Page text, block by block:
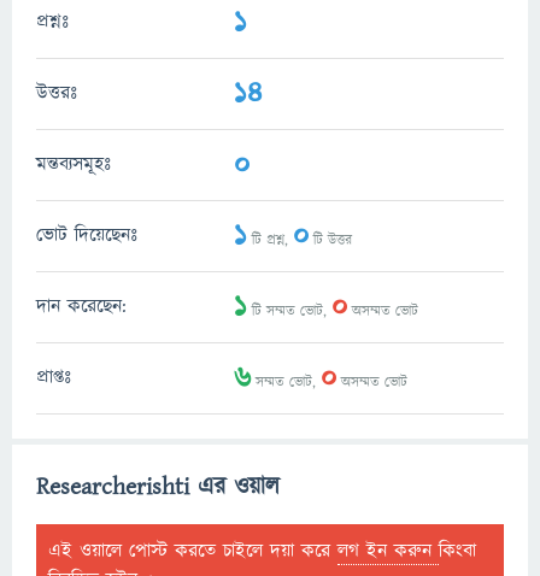
প্রশ্নঃ 1
উত্তরঃ 14
মন্তব্যসমূহঃ 0
ভোট দিয়েছেনঃ 1টি প্রশ্ন, 0টি উত্তর
দান করেছেন: 1টি সম্মত ভোট, 0অসম্মত ভোট
প্রাপ্তঃ 6সম্মত ভোট, 0অসম্মত ভোট
Researcherishti এর ওয়াল
এই ওয়ালে পোস্ট করতে চাইলে দয়া করেলগ ইন করুনকিংবা